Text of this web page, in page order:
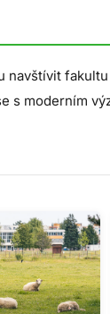
navštívit
s moderním